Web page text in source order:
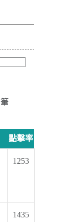
筆
點擊率
1253
1435